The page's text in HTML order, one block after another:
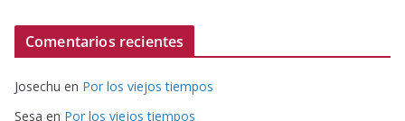
Comentarios recientes
Josechu en Por los viejos tiempos
Sesa en Por los viejos tiempos